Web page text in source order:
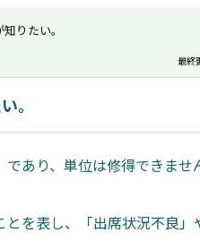
りたい。
最終
。
あり、単位は修得できませ
とを表し、「出席状況不良」